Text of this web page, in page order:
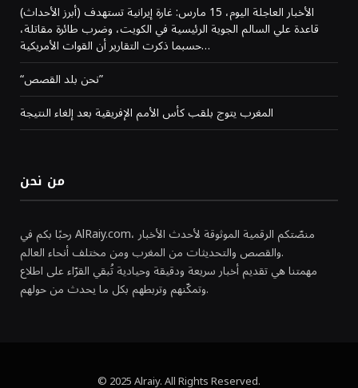
(أبرز الأحداث) الأخبار العاجلة اليوم، 15 مارس: غارة إيرانية تستهدف
قاعدة علي السالم الجوية الرئيسية في الكويت، وضرب طائرة مقاتلة،
حسبما ذكرت التقارير أن القوات الأمريكية…
“نحن بلد القصص”
المغرب يتوج بلقب كأس الأمم الإفريقية بعد إلغاء النتيجة
من نحن
رحبًا بكم في AlRaiy.com، منصّتكم الرقمية الموثوقة لأحدث الأخبار
والقصص والتحديثات من المغرب ومن مختلف أنحاء العالم.
مهمتنا هي تقديم أخبار سريعة ودقيقة وحيادية تُبقي القرّاء على اطلاع
وتمكّنهم وتربطهم بكل ما يحدث من حولهم.
© 2025 Alraiy. All Rights Reserved.